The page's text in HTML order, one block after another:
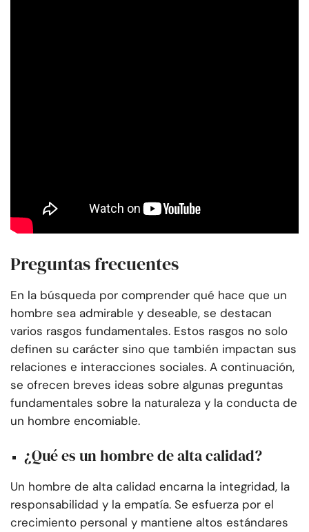
Preguntas frecuentes
En la búsqueda por comprender qué hace que un
hombre sea admirable y deseable, se destacan
varios rasgos fundamentales. Estos rasgos no solo
definen su carácter sino que también impactan sus
relaciones e interacciones sociales. A continuación,
se ofrecen breves ideas sobre algunas preguntas
fundamentales sobre la naturaleza y la conducta de
un hombre encomiable.
¿Qué es un hombre de alta calidad?
Un hombre de alta calidad encarna la integridad, la
responsabilidad y la empatía. Se esfuerza por el
crecimiento personal y mantiene altos estándares